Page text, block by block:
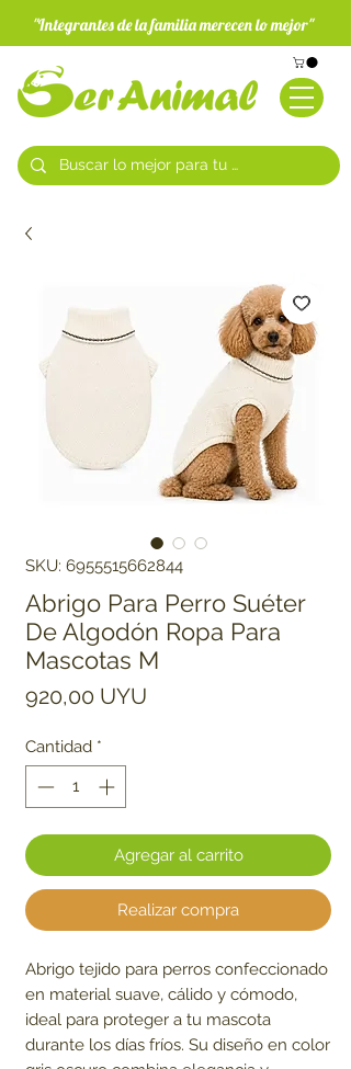
"Integrantes de la familia merecen lo mejor"
SKU: 6955515662844
Abrigo Para Perro Suéter
De Algodón Ropa Para
Mascotas M
920,00 UYU
Cantidad *
Agregar al carrito
Realizar compra
Abrigo tejido para perros confeccionado
en material suave, cálido y cómodo,
ideal para proteger a tu mascota
durante los días fríos. Su diseño en color